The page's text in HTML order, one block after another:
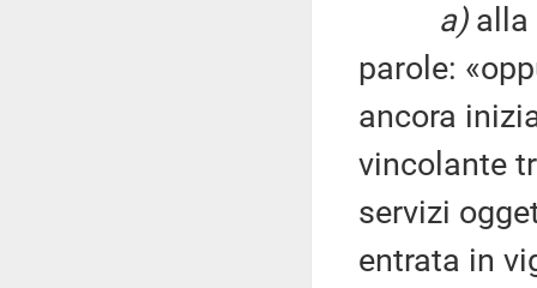
a)alla
parole:
ancora
vincolante
servizi
entrata in